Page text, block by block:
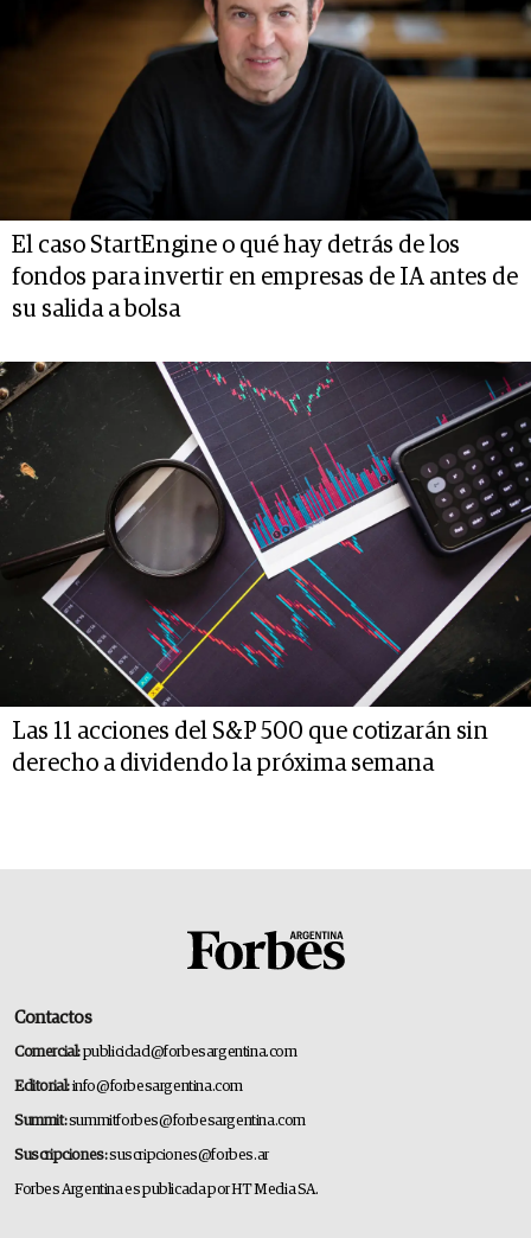
El caso StartEngine o qué hay detrás de los
fondos para invertir en empresas de IA antes de
su salida a bolsa
Las 11 acciones del S&P 500 que cotizarán sin
derecho a dividendo la próxima semana
Contactos
Comercial:publicidad@forbesargentina.com
Editorial:info@forbesargentina.com
Summit:summitforbes@forbesargentina.com
Suscripciones:suscripciones@forbes.ar
Forbes Argentina es publicada por HT Media SA.